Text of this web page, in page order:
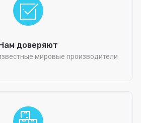
доверяют
мировые производители